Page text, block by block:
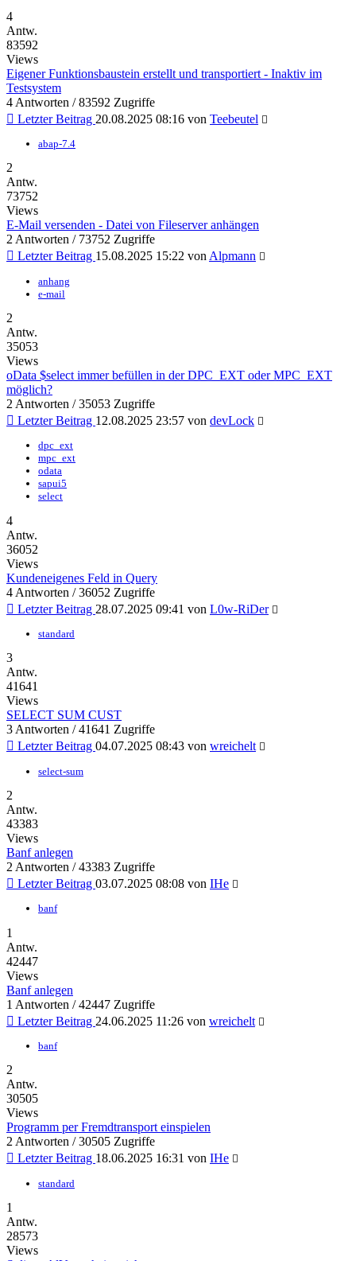
4
Antw.
83592
Views
Eigener Funktionsbaustein erstellt und transportiert - Inaktiv im
Testsystem
4 Antworten / 83592 Zugriffe
Letzter Beitrag 20.08.2025 08:16 von Teebeutel
abap-7.4
2
Antw.
73752
Views
E-Mail versenden - Datei von Fileserver anhängen
2 Antworten / 73752 Zugriffe
Letzter Beitrag 15.08.2025 15:22 von Alpmann
anhang
e-mail
2
Antw.
35053
Views
oData $select immer befüllen in der DPC_EXT oder MPC_EXT
möglich?
2 Antworten / 35053 Zugriffe
Letzter Beitrag 12.08.2025 23:57 von devLock
dpc_ext
mpc_ext
odata
sapui5
select
4
Antw.
36052
Views
Kundeneigenes Feld in Query
4 Antworten / 36052 Zugriffe
Letzter Beitrag 28.07.2025 09:41 von L0w-RiDer
standard
3
Antw.
41641
Views
SELECT SUM CUST
3 Antworten / 41641 Zugriffe
Letzter Beitrag 04.07.2025 08:43 von wreichelt
select-sum
2
Antw.
43383
Views
Banf anlegen
2 Antworten / 43383 Zugriffe
Letzter Beitrag 03.07.2025 08:08 von IHe
banf
1
Antw.
42447
Views
Banf anlegen
1 Antworten / 42447 Zugriffe
Letzter Beitrag 24.06.2025 11:26 von wreichelt
banf
2
Antw.
30505
Views
Programm per Fremdtransport einspielen
2 Antworten / 30505 Zugriffe
Letzter Beitrag 18.06.2025 16:31 von IHe
standard
1
Antw.
28573
Views